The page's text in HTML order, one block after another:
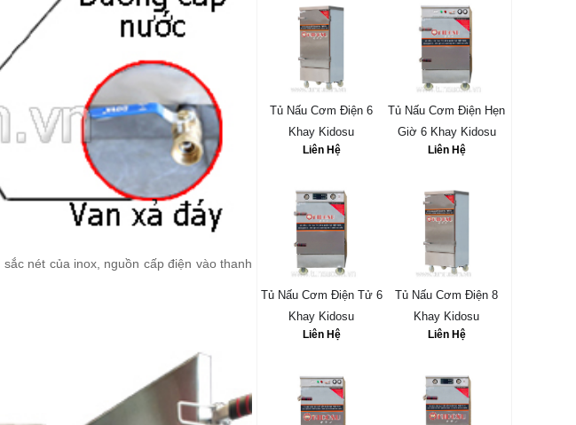
sắc nét của inox, nguồn cấp điện vào thanh
Tủ Nấu Cơm Điện 6
Khay Kidosu
Liên Hệ
Tủ Nấu Cơm Điện Hẹn
Giờ 6 Khay Kidosu
Liên Hệ
Tủ Nấu Cơm Điện Tử 6
Khay Kidosu
Liên Hệ
Tủ Nấu Cơm Điện 8
Khay Kidosu
Liên Hệ